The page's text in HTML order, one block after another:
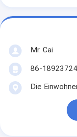
Mr. Cai
86-
Die